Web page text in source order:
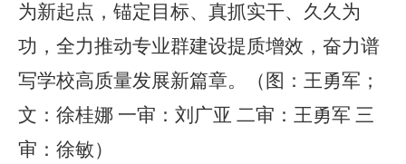
为新起点，锚定目标、真抓实干、久久为
功，全力推动专业群建设提质增效，奋力谱
写学校高质量发展新篇章。（图：王勇军；
文：徐桂娜 一审：刘广亚 二审：王勇军 三
审：徐敏）